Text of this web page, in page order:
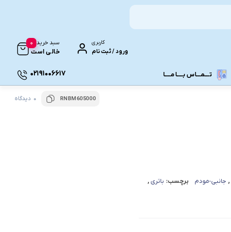
کاربری
ورود / ثبت نام
سبد خرید
خالی است
0
تـــمـــاس بــــا مــــا 02191006617
RNBM605000 0 دیدگاه
, جانبی-مودم برچسب: باتری ,